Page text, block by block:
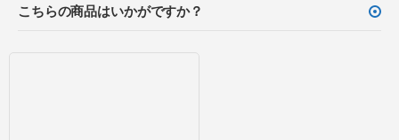
こちらの商品はいかがですか？